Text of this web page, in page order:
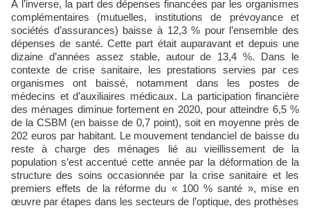
À l’inverse, la part des dépenses financées par les organismes
complémentaires (mutuelles, institutions de prévoyance et
sociétés d’assurances) baisse à 12,3 % pour l’ensemble des
dépenses de santé. Cette part était auparavant et depuis une
dizaine d’années assez stable, autour de 13,4 %. Dans le
contexte de crise sanitaire, les prestations servies par ces
organismes ont baissé, notamment dans les postes de
médecins et d’auxiliaires médicaux. La participation financière
des ménages diminue fortement en 2020, pour atteindre 6,5 %
de la CSBM (en baisse de 0,7 point), soit en moyenne près de
202 euros par habitant. Le mouvement tendanciel de baisse du
reste à charge des ménages lié au vieillissement de la
population s’est accentué cette année par la déformation de la
structure des soins occasionnée par la crise sanitaire et les
premiers effets de la réforme du « 100 % santé », mise en
œuvre par étapes dans les secteurs de l’optique, des prothèses